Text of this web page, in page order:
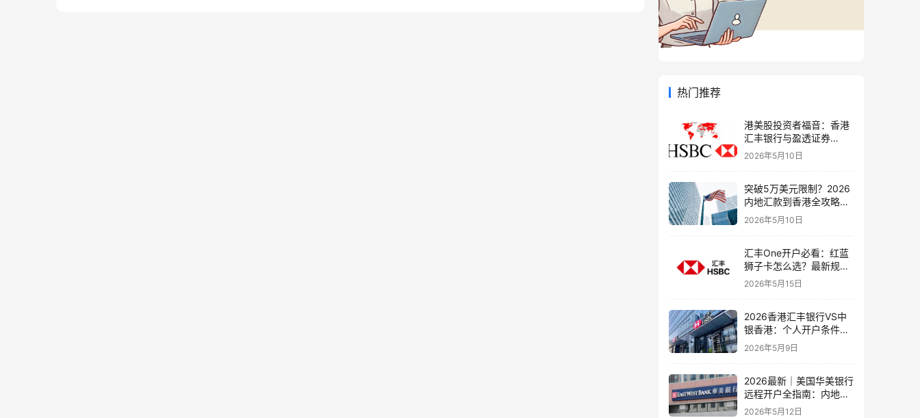
热门推荐
港美股投资者福音：香港
汇丰银行与盈透证券
（IBKR）绑定入金全流
2026年5月10日
突破5万美元限制？2026
内地汇款到香港全攻略：
4种合法路径、手续费对
比与避坑指南
2026年5月10日
汇丰One开户必看：红蓝
狮子卡怎么选？最新规则
+补办攻略+5个避坑指南
2026年5月15日
2026香港汇丰银行VS中
银香港：个人开户条件、
费用、下户速度全方位对
比指南
2026年5月9日
2026最新｜美国华美银行
远程开户全指南：内地居
民足不出户办理美股与跨
2026年5月12日